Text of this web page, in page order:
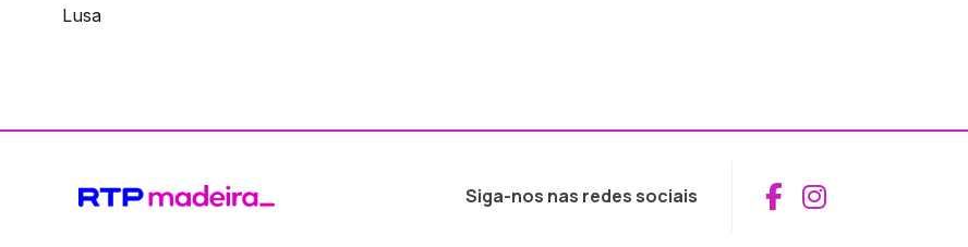
Lusa
Siga-nos nas redes sociais Aceder ao
Aceder ao